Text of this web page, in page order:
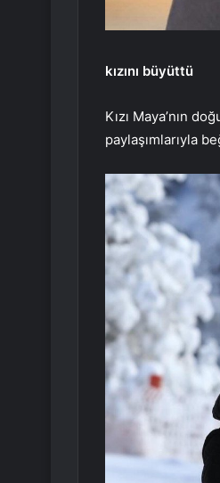
kızını büyüttü
Kızı Maya’nın
paylaşımlarıyla